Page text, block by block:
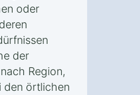
oder
der
Region,
den örtlichen